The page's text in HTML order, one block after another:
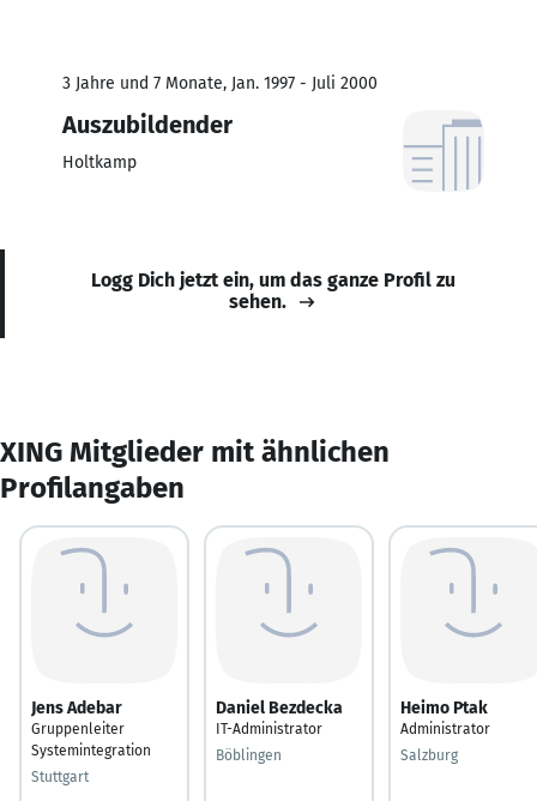
3 Jahre und 7 Monate, Jan. 1997 - Juli 2000
Auszubildender
Holtkamp
Logg Dich jetzt ein, um das ganze Profil zu
sehen.
XING Mitglieder mit ähnlichen
Profilangaben
Jens Adebar
Gruppenleiter
Systemintegration
Stuttgart
Daniel Bezdecka
IT-Administrator
Böblingen
Heimo Ptak
Administrator
Salzburg